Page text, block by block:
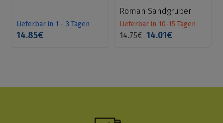
Lieferbar in 1 - 3 Tagen
14.85€
Roman Sandgruber
Lieferbar in 10-15 Tagen
14.75€ 14.01€